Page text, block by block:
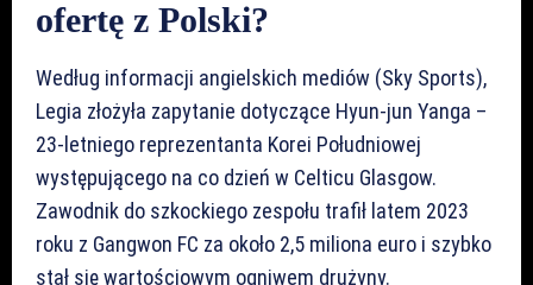
ofertę z Polski?
Według informacji angielskich mediów (Sky Sports),
Legia złożyła zapytanie dotyczące Hyun-jun Yanga –
23-letniego reprezentanta Korei Południowej
występującego na co dzień w Celticu Glasgow.
Zawodnik do szkockiego zespołu trafił latem 2023
roku z Gangwon FC za około 2,5 miliona euro i szybko
stał się wartościowym ogniwem drużyny.